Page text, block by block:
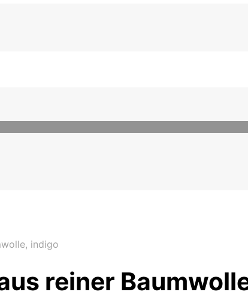
indigo
reiner